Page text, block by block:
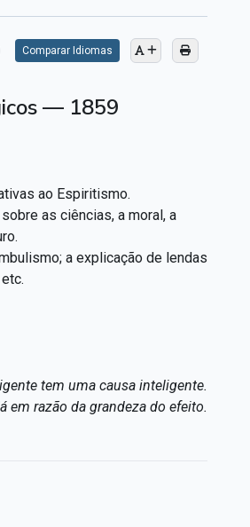
Comparar Idiomas
— 1859
ao Espiritismo.
as ciências, a moral, a
a explicação de lendas
tem uma causa inteligente.
em razão da grandeza do efeito.